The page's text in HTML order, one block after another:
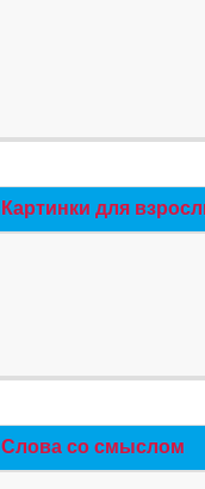
Картинки для
Слова со смыслом